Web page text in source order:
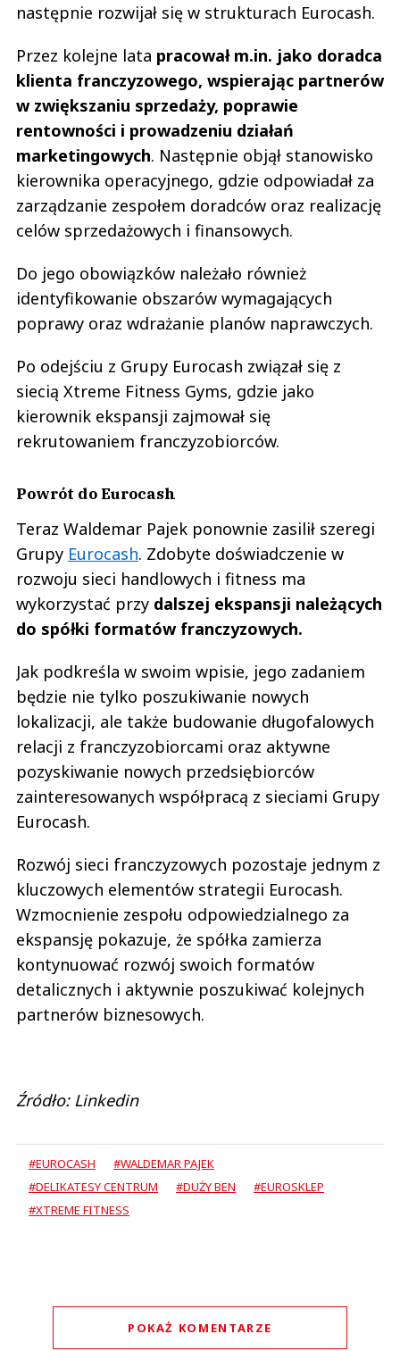
następnie rozwijał się w strukturach Eurocash.
Przez kolejne lata pracował m.in. jako doradca
klienta franczyzowego, wspierając partnerów
w zwiększaniu sprzedaży, poprawie
rentowności i prowadzeniu działań
marketingowych. Następnie objął stanowisko
kierownika operacyjnego, gdzie odpowiadał za
zarządzanie zespołem doradców oraz realizację
celów sprzedażowych i finansowych.
Do jego obowiązków należało również
identyfikowanie obszarów wymagających
poprawy oraz wdrażanie planów naprawczych.
Po odejściu z Grupy Eurocash związał się z
siecią Xtreme Fitness Gyms, gdzie jako
kierownik ekspansji zajmował się
rekrutowaniem franczyzobiorców.
Powrót do Eurocash
Teraz Waldemar Pajek ponownie zasilił szeregi
Grupy Eurocash. Zdobyte doświadczenie w
rozwoju sieci handlowych i fitness ma
wykorzystać przy dalszej ekspansji należących
do spółki formatów franczyzowych.
Jak podkreśla w swoim wpisie, jego zadaniem
będzie nie tylko poszukiwanie nowych
lokalizacji, ale także budowanie długofalowych
relacji z franczyzobiorcami oraz aktywne
pozyskiwanie nowych przedsiębiorców
zainteresowanych współpracą z sieciami Grupy
Eurocash.
Rozwój sieci franczyzowych pozostaje jednym z
kluczowych elementów strategii Eurocash.
Wzmocnienie zespołu odpowiedzialnego za
ekspansję pokazuje, że spółka zamierza
kontynuować rozwój swoich formatów
detalicznych i aktywnie poszukiwać kolejnych
partnerów biznesowych.
Źródło: Linkedin
#EUROCASH
#WALDEMAR PAJEK
#DELIKATESY CENTRUM
#DUŻY BEN
#EUROSKLEP
#XTREME FITNESS
POKAŻ KOMENTARZE